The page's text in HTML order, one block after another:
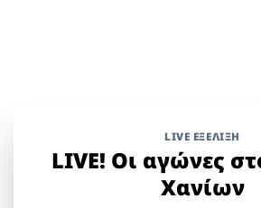
LIVE ΕΞΈΛΙΞΗ
LIVE! Οι αγώνες
Χανίων